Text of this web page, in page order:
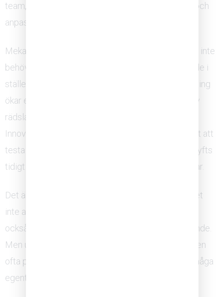
team, framför allt i miljöer som kräver samarbete och
anpassningsförmåga.
Mekanismerna bakom är logiska. När medarbetare inte
behöver lägga energi på att skydda sig själva kan de i
stället lägga den energin på arbetet. Kunskapsdelning
ökar eftersom ingen håller inne med information av
rädsla för att avslöja en kunskapslucka.
Innovationsförmågan stärks eftersom det är tillåtet att
testa idéer som kan misslyckas. Och när problem lyfts
tidigt hinner teamet åtgärda dem innan de eskalerar.
Det är viktigt att poängtera att psykologisk trygghet
inte automatiskt leder till hög prestation. Det krävs
också tydliga mål, kompetens och ansvarsutkrävande.
Men utan ett tryggt teamklimat stannar prestationen
ofta på en lägre nivå än vad teamets samlade förmåga
egentligen medger.